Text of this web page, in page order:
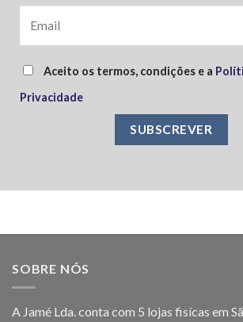
Aceito os termos, condições e a
Privacidade
SOBRE NÓS
A Jamé Lda. conta com 5 lojas fisícas em